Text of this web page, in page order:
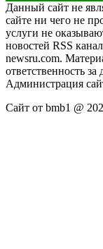
Данный сайт не
сайте ни чего не
услуги не
новостей RSS
newsru.com.
ответственность
Администрация
Сайт от bmb1 @